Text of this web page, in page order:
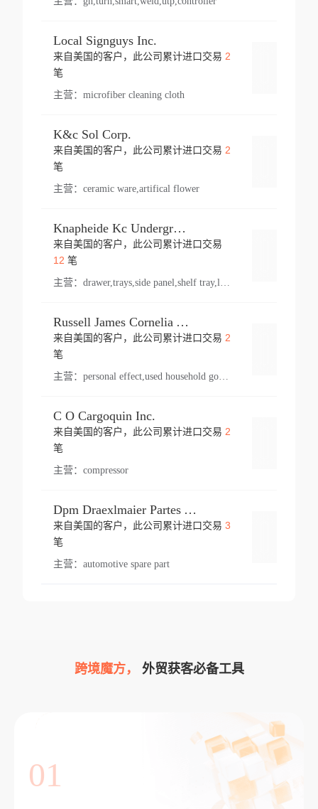
Local Signguys Inc.
来自美国的客户，此公司累计进口交易 2
笔
主营： microfiber cleaning cloth
K&c Sol Corp.
来自美国的客户，此公司累计进口交易 2
笔
主营： ceramic ware,artifical flower
Knapheide Kc Underground
来自美国的客户，此公司累计进口交易
12 笔
主营：
Russell James Cornelia Arlington Va
来自美国的客户，此公司累计进口交易 2
笔
主营： personal effect,used household goods
C O Cargoquin Inc.
来自美国的客户，此公司累计进口交易 2
笔
主营： compressor
Dpm Draexlmaier Partes Automotrices Corr Ind Huejotzingo
来自美国的客户，此公司累计进口交易 3
笔
主营： automotive spare part
跨境魔方， 外贸获客必备工具
01